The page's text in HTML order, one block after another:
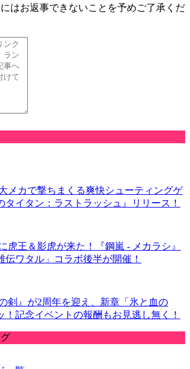
はお返事できないことを予めご了承くだ
メカで撃ちまくる爽快シューティングゲ
タイタン：ラストラッシュ』リリース！
虎王＆影虎が来た！『鋼嵐 - メカラシ』
伝ワタル」コラボ後半が開催！
剣』が2周年を迎え、新章「氷と血の
！記念イベントの報酬もお見逃し無く！